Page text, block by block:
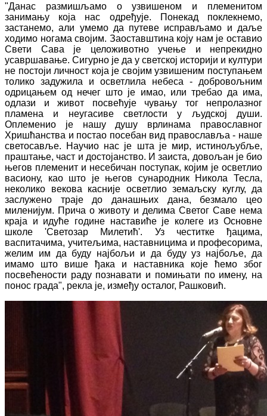
"Данас размишљамо о узвишеном и племенитом
занимању која нас одређује. Понекад поклекнемо,
застанемо, али умемо да путеве исправљамо и даље
ходимо ногама својим. Заоставштина коју нам је оставио
Свети Сава је целоживотно учење и непрекидно
усавршавање. Сигурно је да у светској историји и култури
не постоји личност која је својим узвишеним поступањем
толико задужила и осветлила небеса - добровољним
одрицањем од нечег што је имао, или требао да има,
одлази и живот посвећује чувању тог непролазног
пламена и неугасиве светлости у људској души.
Оплеменио је нашу душу врлинама православног
Хришћанства и постао посебан вид православља - наше
светосавље. Научио нас је шта је мир, истинољубље,
праштање, част и достојанство. И заиста, довољан је био
његов племенит и несебичан поступак, којим је осветлио
васиону, као што је његов сународник Никола Тесла,
неколико векова касније осветлио земаљску куглу, да
заслужено траје до данашњих дана, безмало цео
миленијум. Прича о животу и делима Светог Саве нема
краја и идуће године наставиће је колеге из Основне
школе 'Светозар Милетић'. Уз честитке ђацима,
васпитачима, учитељима, наставницима и професорима,
желим им да буду најбољи и да буду уз најбоље, да
имамо што више ђака и наставника које ћемо због
посвећености раду познавати и помињати по имену, на
понос града", рекла је, између осталог, Рашковић.